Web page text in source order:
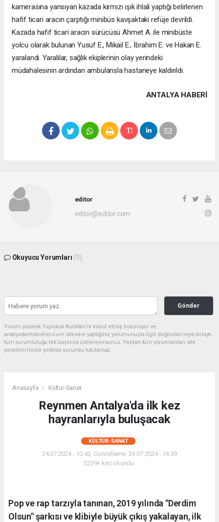
kamerasına yansıyan kazada kırmızı ışık ihlali yaptığı belirlenen
hafif ticari aracın çarptığı minibüs kavşaktaki refüje devrildi.
Kazada hafif ticari aracın sürücüsü Ahmet A. ile minibüste
yolcu olarak bulunan Yusuf E., Mikail E., İbrahim E. ve Hakan E.
yaralandı. Yaralılar, sağlık ekiplerinin olay yerindeki
müdahalesinin ardından ambulansla hastaneye kaldırıldı.
ANTALYA HABERİ
editor
editor@editor.com
Okuyucu Yorumları (0)
Gönder
Yorum yazarak Topluluk Kuralları’nı kabul etmiş bulunuyor ve
antalyadanhaberler.com sitesine yaptığınız yorumunuzla ilgili doğrudan veya dolaylı
tüm sorumluluğu tek başınıza üstleniyorsunuz. Yazılan tüm yorumlardan site
yönetimi hiçbir şekilde sorumlu tutulamaz.
Anasayfa Kültür-Sanat
Reynmen Antalya'da ilk kez
hayranlarıyla buluşacak
KÜLTÜR-SANAT
24.07.2024 - 10:42, Güncelleme: 24.07.2024 - 16:39
3239+ kez okundu.
Pop ve rap tarzıyla tanınan, 2019 yılında "Derdim
Olsun" şarkısı ve klibiyle büyük çıkış yakalayan, ilk